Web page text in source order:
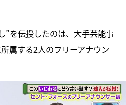
”を伝授したのは、大手芸能事
属する2人のフリーアナウン